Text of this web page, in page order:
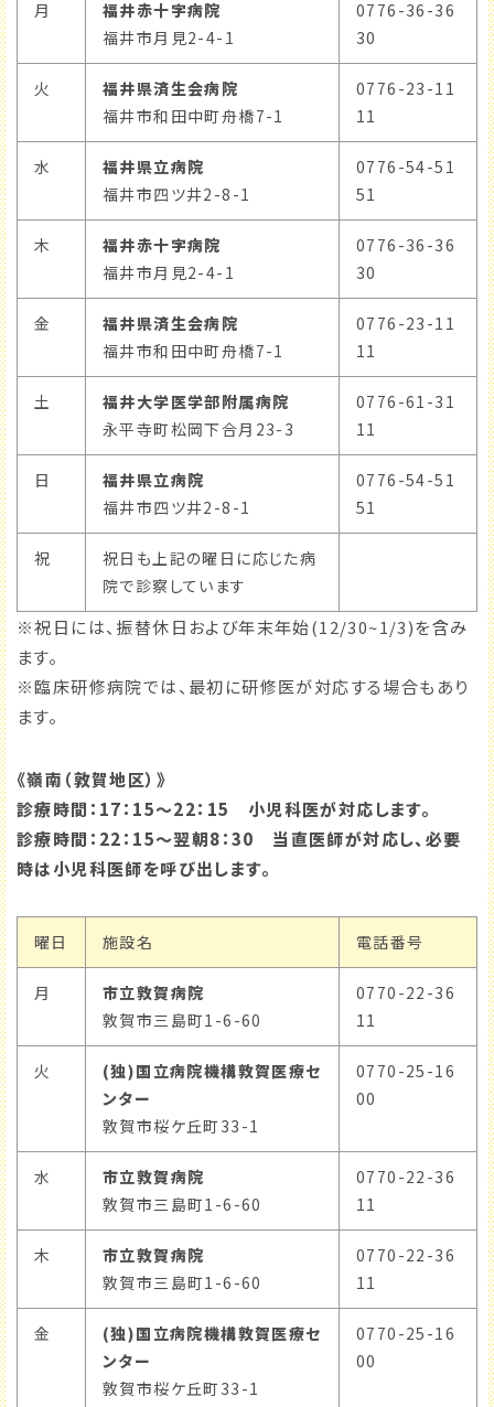
月
福井赤十字病院
福井市月見2-4-1
0776-36-36
30
火
福井県済生会病院
福井市和田中町舟橋7-1
0776-23-11
11
水
福井県立病院
福井市四ツ井2-8-1
0776-54-51
51
木
福井赤十字病院
福井市月見2-4-1
0776-36-36
30
金
福井県済生会病院
福井市和田中町舟橋7-1
0776-23-11
11
土
福井大学医学部附属病院
永平寺町松岡下合月23-3
0776-61-31
11
日
福井県立病院
福井市四ツ井2-8-1
0776-54-51
51
祝
祝日も上記の曜日に応じた病
院で診察しています
※祝日には、振替休日および年末年始(12/30~1/3)を含み
ます。
※臨床研修病院では、最初に研修医が対応する場合もあり
ます。
《嶺南（敦賀地区）》
診療時間：17：15～22：15 小児科医が対応します。
診療時間：22：15～翌朝8：30 当直医師が対応し、必要
時は小児科医師を呼び出します。
曜日 施設名 電話番号
月
市立敦賀病院
敦賀市三島町1-6-60
0770-22-36
11
火
(独)国立病院機構敦賀医療セ
ンター
敦賀市桜ケ丘町33-1
0770-25-16
00
水
市立敦賀病院
敦賀市三島町1-6-60
0770-22-36
11
木
市立敦賀病院
敦賀市三島町1-6-60
0770-22-36
11
金
(独)国立病院機構敦賀医療セ
ンター
敦賀市桜ケ丘町33-1
0770-25-16
00